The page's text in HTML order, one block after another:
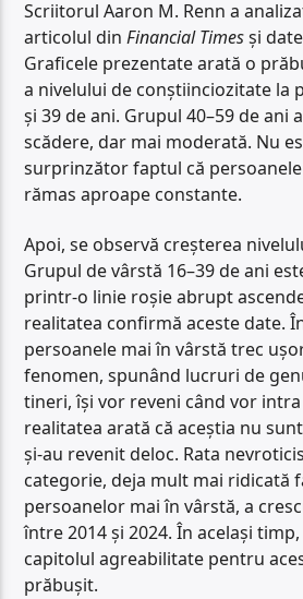
Scriitorul Aaron M. Renn a
articolul dinFinancial Timesși
Graficele prezentate arată o
a nivelului de conștiinciozitate la
și 39 de ani. Grupul 40–59 de ani
scădere, dar mai moderată. Nu
surprinzător faptul că
rămas aproape constante.
Apoi, se observă creșterea
Grupul de vârstă 16–39 de ani
printr-o linie roșie abrupt
realitatea confirmă aceste date.
persoanele mai în vârstă trec
fenomen, spunând lucruri de
tineri, își vor reveni când vor intra
realitatea arată că aceștia nu
și-au revenit deloc. Rata
categorie, deja mult mai ridicată
persoanelor mai în vârstă, a
între 2014 și 2024. În același
capitolul agreabilitate pentru
prăbușit.